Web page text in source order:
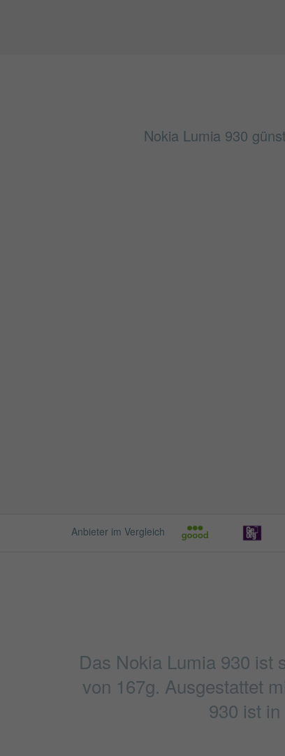
Nokia Lumia 930
Anbieter im Vergleich
Das Nokia Lumia 930 ist
von 167g. Ausgestattet
930 ist